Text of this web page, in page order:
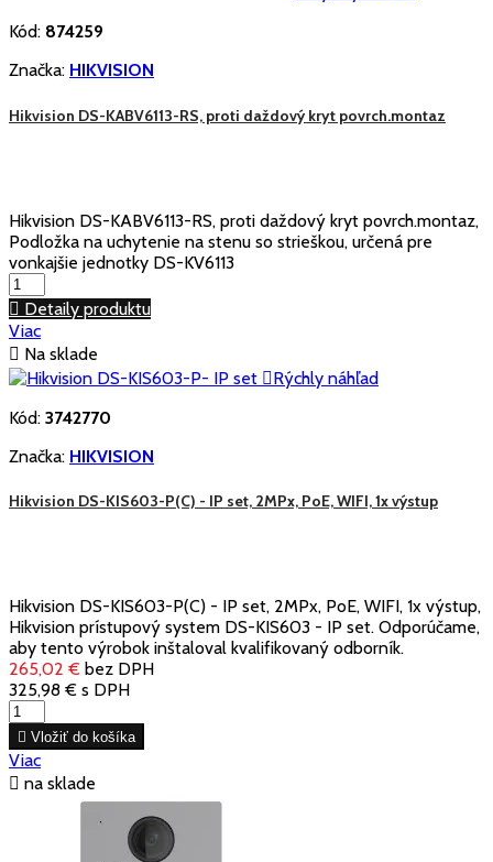
Kód: 874259
Značka: HIKVISION
Hikvision DS-KABV6113-RS, proti daždový kryt povrch.montaz
Hikvision DS-KABV6113-RS, proti daždový kryt povrch.montaz,
Podložka na uchytenie na stenu so strieškou, určená pre
vonkajšie jednotky DS-KV6113
 Detaily produktu
Viac
 Na sklade
Rýchly náhľad
Kód: 3742770
Značka: HIKVISION
Hikvision DS-KIS603-P(C) - IP set, 2MPx, PoE, WIFI, 1x výstup
Hikvision DS-KIS603-P(C) - IP set, 2MPx, PoE, WIFI, 1x výstup,
Hikvision prístupový system DS-KIS603 - IP set. Odporúčame,
aby tento výrobok inštaloval kvalifikovaný odborník.
265,02 € bez DPH
325,98 € s DPH
 Vložiť do košíka
Viac
 na sklade